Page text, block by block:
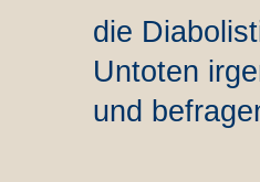
die
Untoten
und